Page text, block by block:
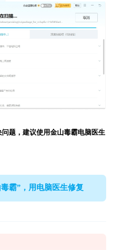
题，建议使用金山毒霸电脑医生
霸”，用电脑医生修复